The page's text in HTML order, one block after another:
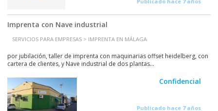
Imprenta con Nave industrial
SERVICIOS PARA EMPRESAS > IMPRENTA EN MÁLAGA
por jubilación, taller de imprenta con maquinarias offset heidelberg, con
cartera de clientes, y Nave industrial de dos plantas...
Confidencial
Publicado hace 7 años